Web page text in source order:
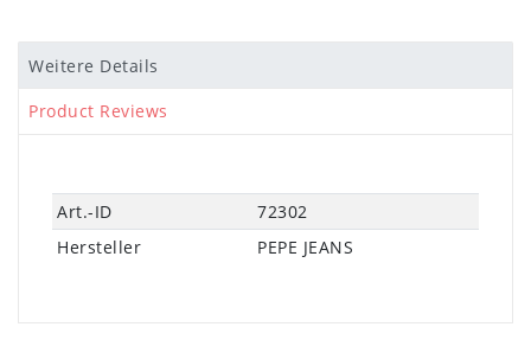
Weitere Details
Product Reviews
Technisches
Merkmal
Wert
Art.-ID
72302
Hersteller
PEPE JEANS